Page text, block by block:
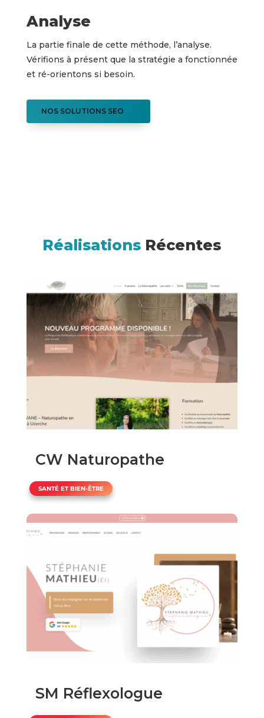
Analyse
La partie finale de cette méthode, l’analyse.
Vérifions à présent que la stratégie a fonctionnée
et ré-orientons si besoin.
NOS SOLUTIONS SEO
Réalisations Récentes
CW Naturopathe
SANTÉ ET BIEN-ÊTRE
SM Réflexologue